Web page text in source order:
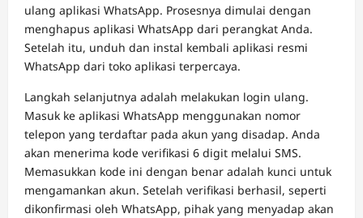
ulang aplikasi WhatsApp. Prosesnya dimulai dengan
menghapus aplikasi WhatsApp dari perangkat Anda.
Setelah itu, unduh dan instal kembali aplikasi resmi
WhatsApp dari toko aplikasi terpercaya.
Langkah selanjutnya adalah melakukan login ulang.
Masuk ke aplikasi WhatsApp menggunakan nomor
telepon yang terdaftar pada akun yang disadap. Anda
akan menerima kode verifikasi 6 digit melalui SMS.
Memasukkan kode ini dengan benar adalah kunci untuk
mengamankan akun. Setelah verifikasi berhasil, seperti
dikonfirmasi oleh WhatsApp, pihak yang menyadap akan